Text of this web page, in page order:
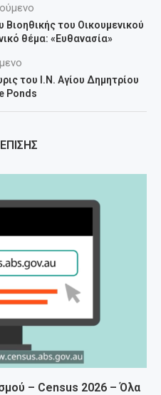
του Οικουμενικού
θέμα: «Ευθανασία»
του Ι.Ν. Αγίου Δημητρίου
Ponds
– Census 2026 – Όλα